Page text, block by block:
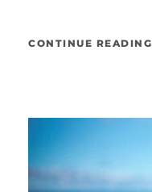
CONTINUE READING